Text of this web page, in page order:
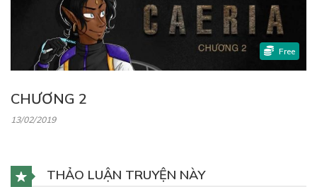
CHƯƠNG 2
13/02/2019
Free
THẢO LUẬN TRUYỆN NÀY